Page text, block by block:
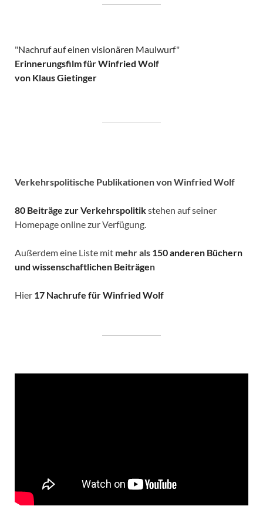
"Nachruf auf einen visionären Maulwurf"
Erinnerungsfilm für Winfried Wolf
von Klaus Gietinger
Verkehrspolitische Publikationen von Winfried Wolf
80 Beiträge zur Verkehrspolitikstehen auf seiner
Homepage online zur Verfügung.
Außerdem eine Liste mit mehr als 150 anderen Büchern
und wissenschaftlichen Beiträgen
Hier 17 Nachrufe für Winfried Wolf